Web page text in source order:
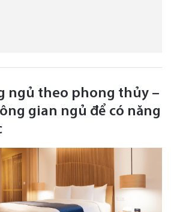
ngủ theo phong thủy –
gian ngủ để có năng